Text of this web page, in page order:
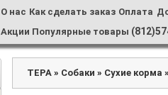
О нас Как сделать заказ Оплата
Акции Популярные товары
ТЕРА » Собаки » Сухие корма